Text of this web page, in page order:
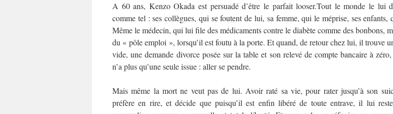
A 60 ans, Kenzo Okada est persuadé d’être le parfait looser.Tout le monde le lui
comme tel : ses collègues, qui se foutent de lui, sa femme, qui le méprise, ses enfants,
Même le médecin, qui lui file des médicaments contre le diabète comme des bonbons,
du « pôle emploi », lorsqu’il est foutu à la porte. Et quand, de retour chez lui, il trouve
vide, une demande divorce posée sur la table et son relevé de compte bancaire à
n’a plus qu’une seule issue : aller se pendre.
Mais même la mort ne veut pas de lui. Avoir raté sa vie, pour rater jusqu’à son
préfère en rire, et décide que puisqu’il est enfin libéré de toute entrave, il lui